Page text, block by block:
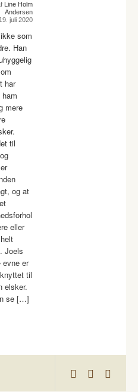
Line Holm
Andersen
juli 2020
som
Han
har
mere
til
og at
eller
Joels
er
til
elsker.
se […]